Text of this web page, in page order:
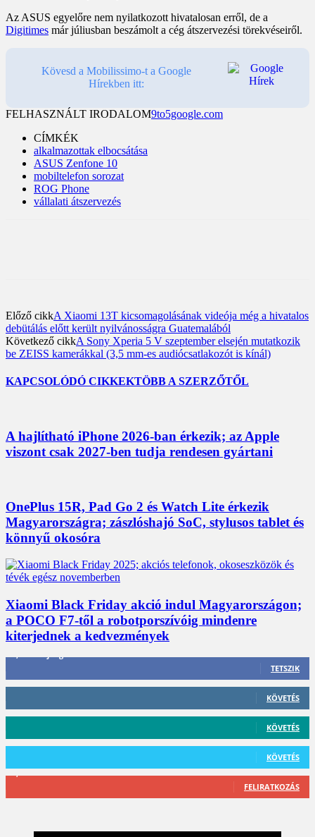
Az ASUS egyelőre nem nyilatkozott hivatalosan erről, de a
Digitimes már júliusban beszámolt a cég átszervezési törekvéseiről.
Kövesd a Mobilissimo-t a Google
Hírekben itt:
FELHASZNÁLT IRODALOM9to5google.com
CÍMKÉK
alkalmazottak elbocsátása
ASUS Zenfone 10
mobiltelefon sorozat
ROG Phone
vállalati átszervezés
Előző cikkA Xiaomi 13T kicsomagolásának videója még a hivatalos
debütálás előtt került nyilvánosságra Guatemalából
Következő cikkA Sony Xperia 5 V szeptember elsején mutatkozik
be ZEISS kamerákkal (3,5 mm-es audiócsatlakozót is kínál)
KAPCSOLÓDÓ CIKKEKTÖBB A SZERZŐTŐL
A hajlítható iPhone 2026-ban érkezik; az Apple
viszont csak 2027-ben tudja rendesen gyártani
OnePlus 15R, Pad Go 2 és Watch Lite érkezik
Magyarországra; zászlóshajó SoC, stylusos tablet és
könnyű okosóra
Xiaomi Black Friday akció indul Magyarországon;
a POCO F7-től a robotporszívóig mindenre
kiterjednek a kedvezmények
TETSZIK
412 Követő
KÖVETÉS
59 Követő
KÖVETÉS
101 Követő
KÖVETÉS
2,589 Feliratkozó
FELIRATKOZÁS